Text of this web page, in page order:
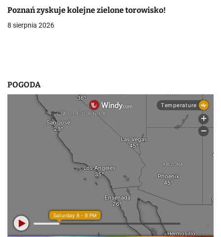
i
s
Poznań zyskuje kolejne zielone torowisko!
8 sierpnia 2026
POGODA